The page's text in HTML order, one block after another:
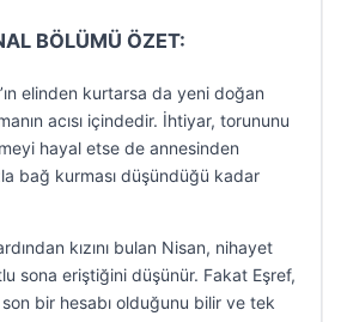
BÖLÜMÜ ÖZET:
elinden kurtarsa da yeni doğan
acısı içindedir. İhtiyar, torununu
hayal etse de annesinden
bağ kurması düşündüğü kadar
kızını bulan Nisan, nihayet
sona eriştiğini düşünür. Fakat Eşref,
bir hesabı olduğunu bilir ve tek